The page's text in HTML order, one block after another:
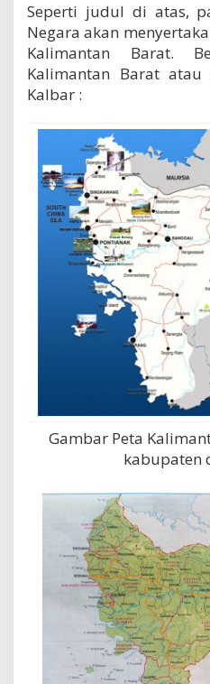
Seperti judul di atas,
Negara akan
Kalimantan Barat.
Kalimantan Barat
Kalbar :
Gambar Peta
kabupaten